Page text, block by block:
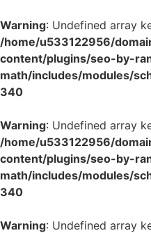
Warning: Undefined array
/home/u533122956/
content/plugins/seo-by-
math/includes/modules/
340
Warning: Undefined array
/home/u533122956/
content/plugins/seo-by-
math/includes/modules/
340
Warning: Undefined array